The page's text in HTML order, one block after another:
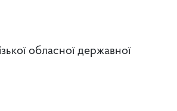
обласної державної